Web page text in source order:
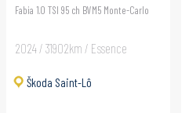
Fabia 1.0 TSI 95 ch BVM5 Monte-Carlo
2024 / 31902km / Essence
Škoda Saint-Lô